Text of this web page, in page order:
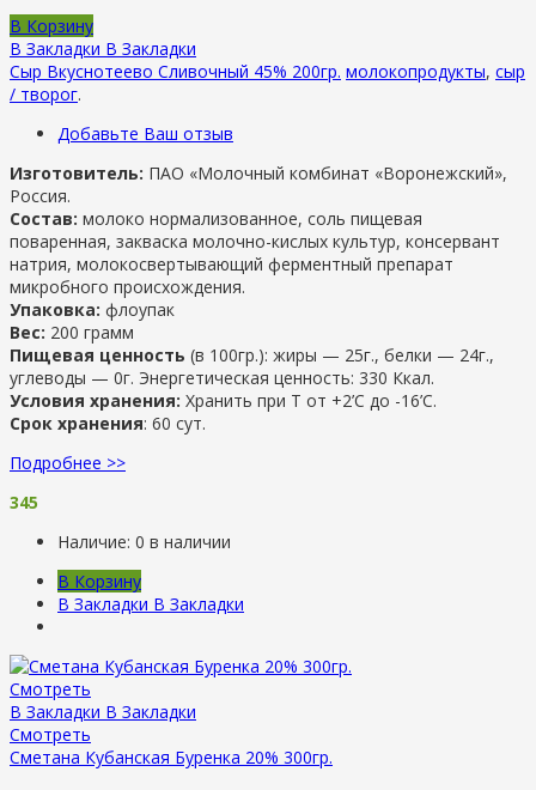
В Корзину
В Закладки В Закладки
Сыр Вкуснотеево Сливочный 45% 200гр. молокопродукты, сыр
/ творог.
Добавьте Ваш отзыв
Изготовитель: ПАО «Молочный комбинат «Воронежский»,
Россия.
Состав: молоко нормализованное, соль пищевая
поваренная, закваска молочно-кислых культур, консервант
натрия, молокосвертывающий ферментный препарат
микробного происхождения.
Упаковка: флоупак
Вес: 200 грамм
Пищевая ценность (в 100гр.): жиры — 25г., белки — 24г.,
углеводы — 0г. Энергетическая ценность: 330 Ккал.
Условия хранения: Хранить при Т от +2’С до -16’C.
Срок хранения: 60 сут.
Подробнее >>
345
Наличие: 0 в наличии
В Корзину
В Закладки В Закладки
Смотреть
В Закладки В Закладки
Смотреть
Сметана Кубанская Буренка 20% 300гр.